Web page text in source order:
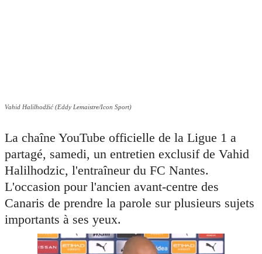
Vahid Halilhodžić (Eddy Lemaistre/Icon Sport)
La chaîne YouTube officielle de la Ligue 1 a
partagé, samedi, un entretien exclusif de Vahid
Halilhodzic, l'entraîneur du FC Nantes.
L'occasion pour l'ancien avant-centre des
Canaris de prendre la parole sur plusieurs sujets
importants à ses yeux.